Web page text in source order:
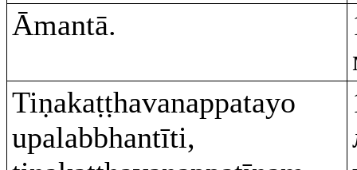
Āmantā.
Tiṇakaṭṭhavanappatayo
upalabbhantīti,